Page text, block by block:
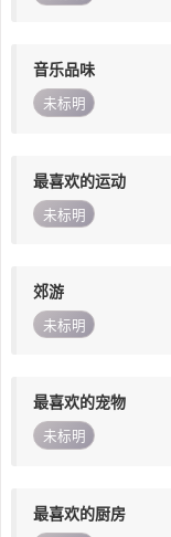
音乐品味
未标明
最喜欢的运动
未标明
郊游
未标明
最喜欢的宠物
未标明
最喜欢的厨房